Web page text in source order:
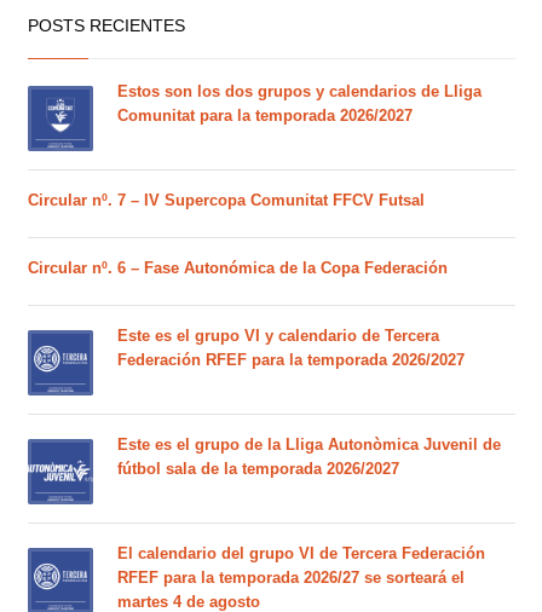
POSTS RECIENTES
Estos son los dos grupos y calendarios de Lliga
Comunitat para la temporada 2026/2027
Circular nº. 7 – IV Supercopa Comunitat FFCV Futsal
Circular nº. 6 – Fase Autonómica de la Copa Federación
Este es el grupo VI y calendario de Tercera
Federación RFEF para la temporada 2026/2027
Este es el grupo de la Lliga Autonòmica Juvenil de
fútbol sala de la temporada 2026/2027
El calendario del grupo VI de Tercera Federación
RFEF para la temporada 2026/27 se sorteará el
martes 4 de agosto